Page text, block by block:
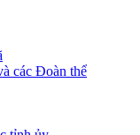
các Đoàn thể